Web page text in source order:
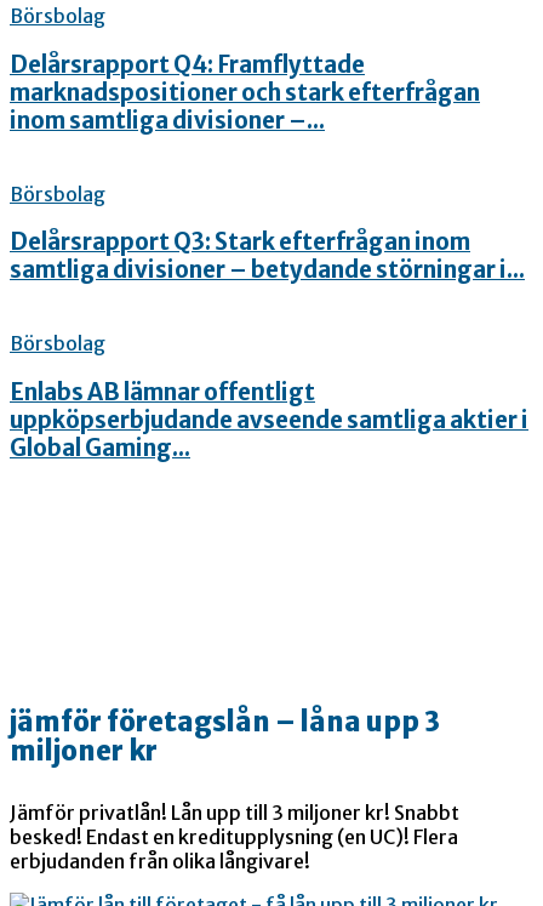
Börsbolag
Delårsrapport Q4: Framflyttade
marknadspositioner och stark efterfrågan
inom samtliga divisioner –...
Börsbolag
Delårsrapport Q3: Stark efterfrågan inom
samtliga divisioner – betydande störningar i...
Börsbolag
Enlabs AB lämnar offentligt
uppköpserbjudande avseende samtliga aktier i
Global Gaming...
jämför företagslån – låna upp 3
miljoner kr
Jämför privatlån! Lån upp till 3 miljoner kr! Snabbt
besked! Endast en kreditupplysning (en UC)! Flera
erbjudanden från olika långivare!